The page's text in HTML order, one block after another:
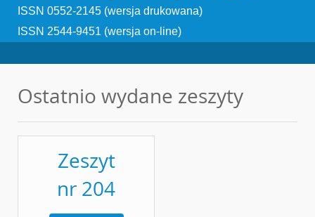
ISSN 0552-2145 (wersja drukowana)
ISSN 2544-9451 (wersja on-line)
Ostatnio wydane zeszyty
Zeszyt
nr 204